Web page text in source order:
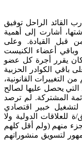
القائد الراحل توفيق
أشارت إلى أهمية
قبل القيادة. وعلى
وباقي أعضاء الكنيست
يقرر أجرة كل عضو
الكوادر الحزبية
التغييرات القانونية،
يحصل عليها لصالح
المشتركة. لم ترصد
منذ عام 2015 ميزانية لتشغيل خبير اقتصادي
للعلاقات الدولية ولا
منهم (ولم أقل كلهم
لتسويق منشوراتهم